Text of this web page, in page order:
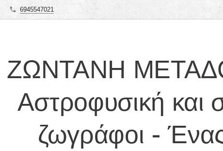
6945547021
ΖΩΝΤΑΝΗ
Αστροφυσική και
ζωγράφοι -